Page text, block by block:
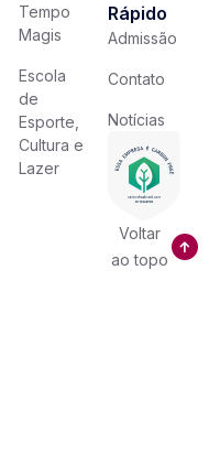
Tempo
Magis
Escola
de
Esporte,
Cultura e
Lazer
Rápido
Admissão
Contato
Notícias
Voltar
ao topo